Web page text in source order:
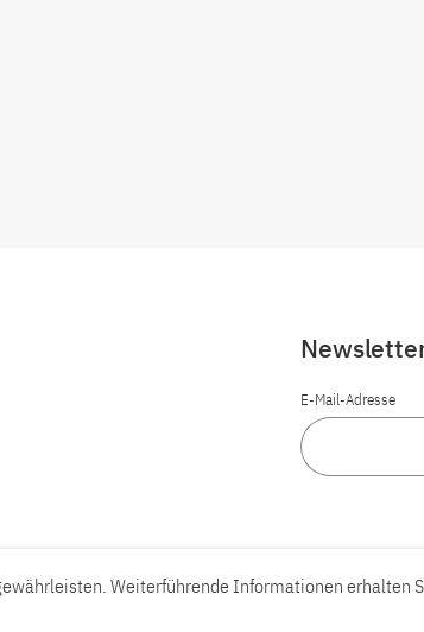
E-Mail-Adresse
Weiterführende Informationen erhalten